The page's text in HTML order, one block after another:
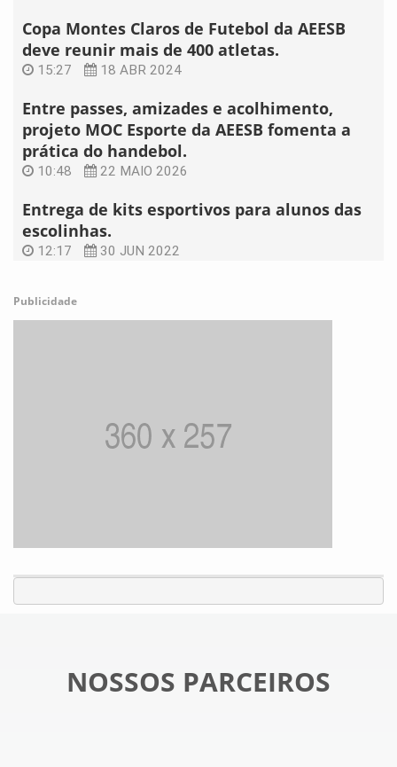
Copa Montes Claros de Futebol da AEESB
deve reunir mais de 400 atletas.
15:27 18 ABR 2024
Entre passes, amizades e acolhimento,
projeto MOC Esporte da AEESB fomenta a
prática do handebol.
10:48 22 MAIO 2026
Entrega de kits esportivos para alunos das
escolinhas.
12:17 30 JUN 2022
Publicidade
NOSSOS PARCEIROS